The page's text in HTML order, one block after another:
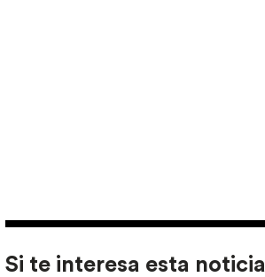
Si te interesa esta noticia